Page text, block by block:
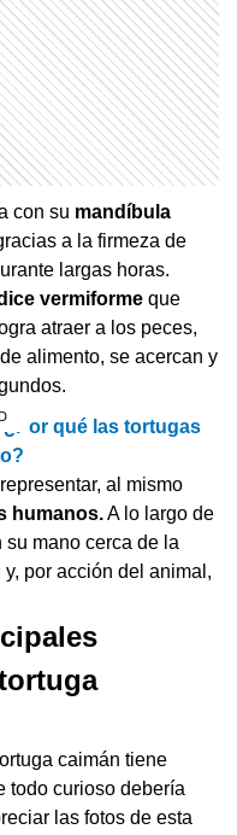
con su mandíbula
a la firmeza de
largas horas.
vermiforme que
atraer a los peces,
alimento, se acercan y
¿Por qué las tortugas
al mismo
humanos.A lo largo de
su mano cerca de la
por acción del animal,
caimán tiene
todo curioso debería
las fotos de esta